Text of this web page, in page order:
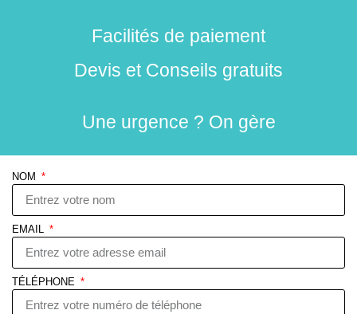
Facilités de paiement
Devis et Conseils gratuits
Une urgence ? On gère
NOM
EMAIL
TÉLÉPHONE